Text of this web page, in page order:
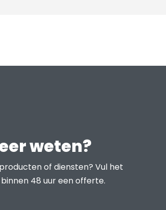
weten?
of diensten? Vul het
48 uur een offerte.